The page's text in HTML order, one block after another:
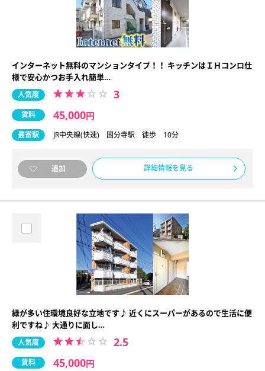
インターネット無料のマンションタイプ！！ キッチンはＩＨコンロ仕
様で安心かつお手入れ簡単…
人気度 3
賃料 45,000円
最寄駅 JR中央線(快速) 国分寺駅 徒歩 10分
追加 詳細情報を見る
緑が多い住環境良好な立地です♪ 近くにスーパーがあるので生活に便
利ですね♪ 大通りに面し…
人気度 2.5
賃料 45,000円